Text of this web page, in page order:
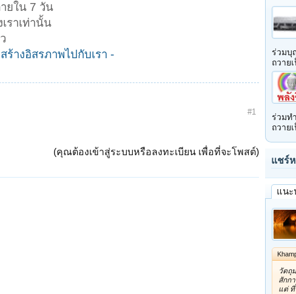
ยใน 7 วัน
ราเท่านั้น
ร้างอิสรภาพไปกับเรา -
#1
(คุณต้องเข้าสู่ระบบหรือลงทะเบียน เพื่อที่จะโพสต์)
ร่วมบุ
ถวาย
ร่วมท
ถวาย
แชร์
แนะ
วัตถุ
สักก
แต่